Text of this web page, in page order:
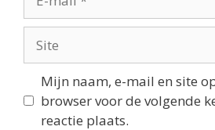
mail
Mijn naam, e-mail en site
browser voor de volgende
reactie plaats.